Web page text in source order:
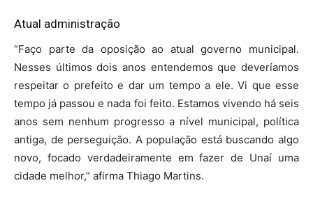
Atual administração
“Faço parte da oposição ao atual governo municipal.
Nesses últimos dois anos entendemos que deveríamos
respeitar o prefeito e dar um tempo a ele. Vi que esse
tempo já passou e nada foi feito. Estamos vivendo há seis
anos sem nenhum progresso a nível municipal, política
antiga, de perseguição. A população está buscando algo
novo, focado verdadeiramente em fazer de Unaí uma
cidade melhor,” afirma Thiago Martins.